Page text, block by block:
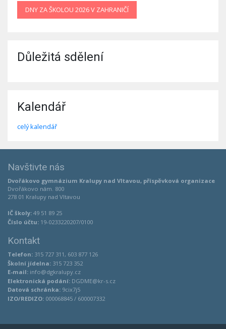
DNY ZA ŠKOLOU 2026 V ZAHRANIČÍ
Důležitá sdělení
Kalendář
celý kalendář
Navštivte nás
Dvořákovo gymnázium Kralupy nad Vltavou, příspěvková organizace
Dvořákovo nám. 800
278 01 Kralupy nad Vltavou
IČ školy: 49 51 89 25
Číslo účtu: 19-0233220207/0100
Kontakt
Telefon: 315 727 311, 603 877 126
Školní jídelna: 315 723 352
E-mail: info@dgkralupy.cz
Elektronická podání: DGDME@kr-s.cz
Datová schránka: 9cix7j5
IZO/REDIZO: 000068845 / 600007332